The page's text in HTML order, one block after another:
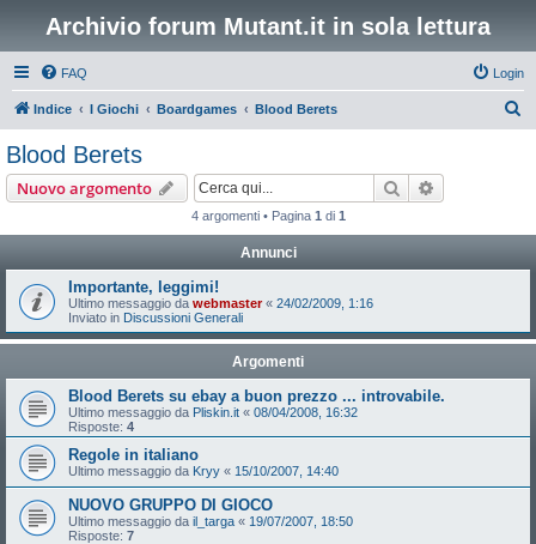
Archivio forum Mutant.it in sola lettura
FAQ Login
Indice I Giochi Boardgames Blood Berets
Blood Berets
Nuovo argomento Cerca
4 argomenti • Pagina 1 di 1
Annunci
Importante, leggimi!
Ultimo messaggio da webmaster« 24/02/2009, 1:16
Inviato in Discussioni Generali
Argomenti
Blood Berets su ebay a buon prezzo ... introvabile.
Ultimo messaggio da Pliskin.it « 08/04/2008, 16:32
Risposte: 4
Regole in italiano
Ultimo messaggio da Kryy « 15/10/2007, 14:40
NUOVO GRUPPO DI GIOCO
Ultimo messaggio da il_targa « 19/07/2007, 18:50
Risposte: 7